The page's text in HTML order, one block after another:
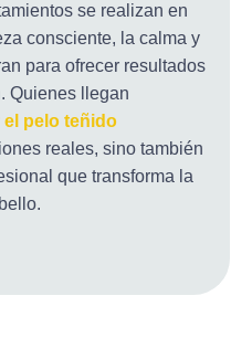
se realizan en
consciente, la calma y
para ofrecer resultados
Quienes llegan
pelo teñido
reales, sino también
que transforma la